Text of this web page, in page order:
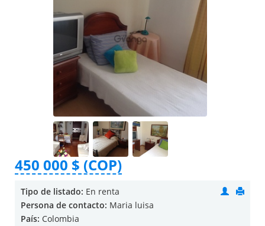
450 000 $ (COP)
Tipo de listado: En renta
Persona de contacto: Maria luisa
País: Colombia